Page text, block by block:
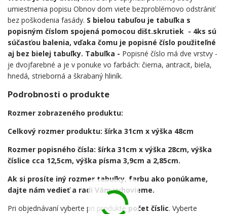
umiestnenia popisu Obnov dom viete bezproblémovo odstrániť
bez poškodenia fasády. S bielou tabuľou je tabuľka s
popisným číslom spojená pomocou dišt.skrutiek - 4ks sú
súčasťou balenia, vďaka čomu je popisné číslo použiteľné
aj bez bielej tabuľky. Tabuľka - Popisné číslo má dve vrstvy -
je dvojfarebné a je v ponuke vo farbách: čierna, antracit, biela,
hnedá, strieborná a škrabaný hliník.
Podrobnosti o produkte
Rozmer zobrazeného produktu:
Celkový rozmer produktu: šírka 31cm x výška 48cm
Rozmer popisného čísla: šírka 31cm x výška 28cm, výška
číslice cca 12,5cm, výška písma 3,9cm a 2,85cm.
Ak si prosíte iný rozmer tabuľky, farbu ako ponúkame,
dajte nám vedieť a radi Vám vyhovieme.
Pri objednávaní vyberte pri produktepočet číslic. Vyberte